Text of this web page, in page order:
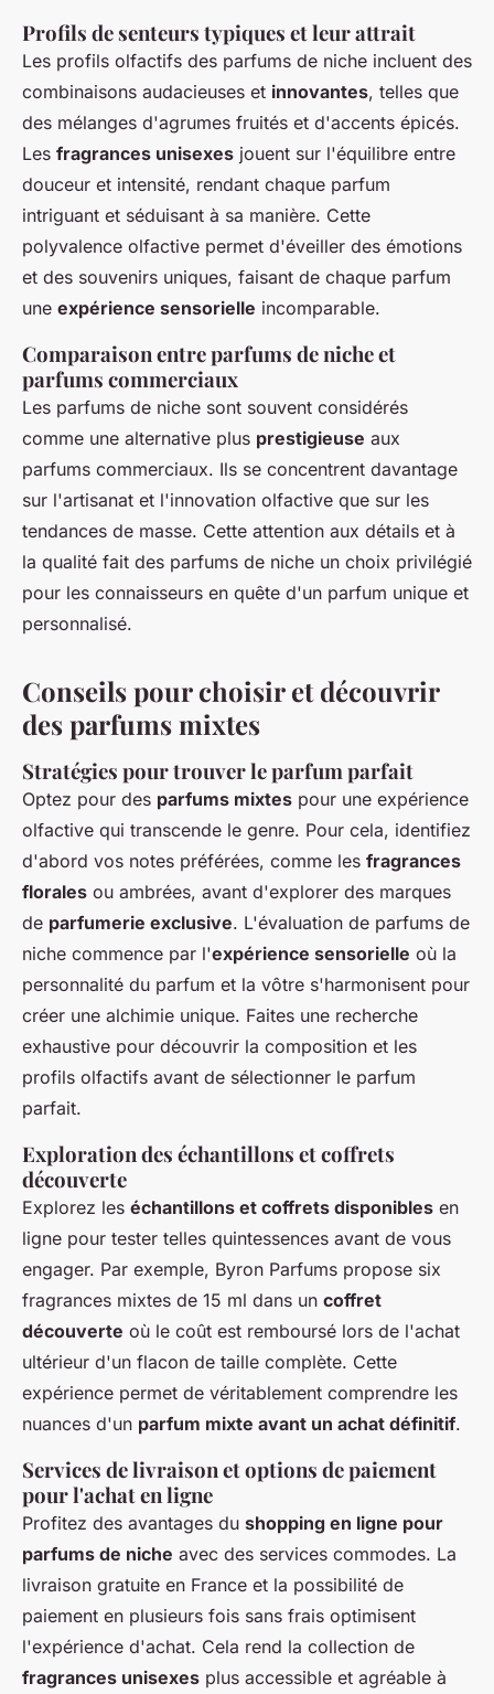
Profils de senteurs typiques et leur attrait
Les profils olfactifs des parfums de niche incluent des
combinaisons audacieuses et innovantes, telles que
des mélanges d'agrumes fruités et d'accents épicés.
Les fragrances unisexes jouent sur l'équilibre entre
douceur et intensité, rendant chaque parfum
intriguant et séduisant à sa manière. Cette
polyvalence olfactive permet d'éveiller des émotions
et des souvenirs uniques, faisant de chaque parfum
une expérience sensorielle incomparable.
Comparaison entre parfums de niche et
parfums commerciaux
Les parfums de niche sont souvent considérés
comme une alternative plus prestigieuse aux
parfums commerciaux. Ils se concentrent davantage
sur l'artisanat et l'innovation olfactive que sur les
tendances de masse. Cette attention aux détails et à
la qualité fait des parfums de niche un choix privilégié
pour les connaisseurs en quête d'un parfum unique et
personnalisé.
Conseils pour choisir et découvrir
des parfums mixtes
Stratégies pour trouver le parfum parfait
Optez pour des parfums mixtes pour une expérience
olfactive qui transcende le genre. Pour cela, identifiez
d'abord vos notes préférées, comme les fragrances
florales ou ambrées, avant d'explorer des marques
de parfumerie exclusive. L'évaluation de parfums de
niche commence par l'expérience sensorielle où la
personnalité du parfum et la vôtre s'harmonisent pour
créer une alchimie unique. Faites une recherche
exhaustive pour découvrir la composition et les
profils olfactifs avant de sélectionner le parfum
parfait.
Exploration des échantillons et coffrets
découverte
Explorez les échantillons et coffrets disponibles en
ligne pour tester telles quintessences avant de vous
engager. Par exemple, Byron Parfums propose six
fragrances mixtes de 15 ml dans un coffret
découverte où le coût est remboursé lors de l'achat
ultérieur d'un flacon de taille complète. Cette
expérience permet de véritablement comprendre les
nuances d'un parfum mixte avant un achat définitif.
Services de livraison et options de paiement
pour l'achat en ligne
Profitez des avantages du shopping en ligne pour
parfums de niche avec des services commodes. La
livraison gratuite en France et la possibilité de
paiement en plusieurs fois sans frais optimisent
l'expérience d'achat. Cela rend la collection de
fragrances unisexes plus accessible et agréable à